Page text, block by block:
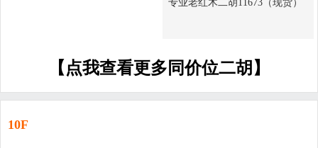
专业老红木二胡11673（现货）
【点我查看更多同价位二胡】
10F